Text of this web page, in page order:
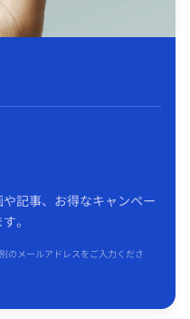
記事、お得なキャンペー
。
のメールアドレスをご入力くださ